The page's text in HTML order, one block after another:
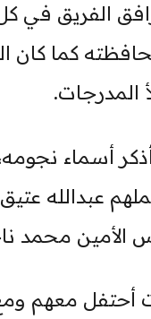
الفريق في
كما
المدرجات.
أسماء
عبدالله
الأمين محمد
أحتفل معهم